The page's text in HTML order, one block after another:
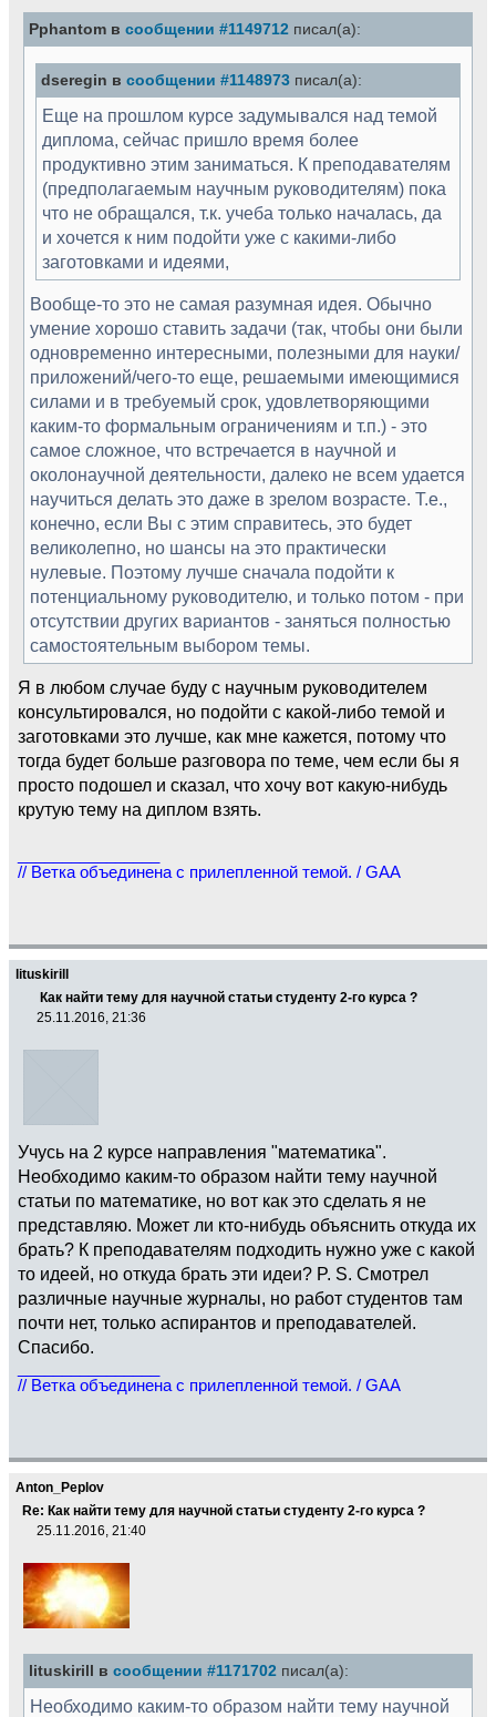
Pphantom в сообщении #1149712 писал(а):
dseregin в сообщении #1148973 писал(а):
Еще на прошлом курсе задумывался над темой
диплома, сейчас пришло время более
продуктивно этим заниматься. К преподавателям
(предполагаемым научным руководителям) пока
что не обращался, т.к. учеба только началась, да
и хочется к ним подойти уже с какими-либо
заготовками и идеями,
Вообще-то это не самая разумная идея. Обычно
умение хорошо ставить задачи (так, чтобы они были
одновременно интересными, полезными для науки/
приложений/чего-то еще, решаемыми имеющимися
силами и в требуемый срок, удовлетворяющими
каким-то формальным ограничениям и т.п.) - это
самое сложное, что встречается в научной и
околонаучной деятельности, далеко не всем удается
научиться делать это даже в зрелом возрасте. Т.е.,
конечно, если Вы с этим справитесь, это будет
великолепно, но шансы на это практически
нулевые. Поэтому лучше сначала подойти к
потенциальному руководителю, и только потом - при
отсутствии других вариантов - заняться полностью
самостоятельным выбором темы.
Я в любом случае буду с научным руководителем
консультировался, но подойти с какой-либо темой и
заготовками это лучше, как мне кажется, потому что
тогда будет больше разговора по теме, чем если бы я
просто подошел и сказал, что хочу вот какую-нибудь
крутую тему на диплом взять.
// Ветка объединена с прилепленной темой. / GAA
lituskirill
Как найти тему для научной статьи студенту 2-го курса ?
25.11.2016, 21:36
Учусь на 2 курсе направления "математика".
Необходимо каким-то образом найти тему научной
статьи по математике, но вот как это сделать я не
представляю. Может ли кто-нибудь объяснить откуда их
брать? К преподавателям подходить нужно уже с какой
то идеей, но откуда брать эти идеи? P. S. Смотрел
различные научные журналы, но работ студентов там
почти нет, только аспирантов и преподавателей.
Спасибо.
// Ветка объединена с прилепленной темой. / GAA
Anton_Peplov
Re: Как найти тему для научной статьи студенту 2-го курса ?
25.11.2016, 21:40
lituskirill в сообщении #1171702 писал(а):
Необходимо каким-то образом найти тему научной